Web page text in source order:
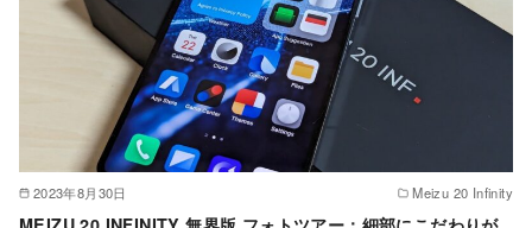
2023年8月30日 Meizu 20 Infinity